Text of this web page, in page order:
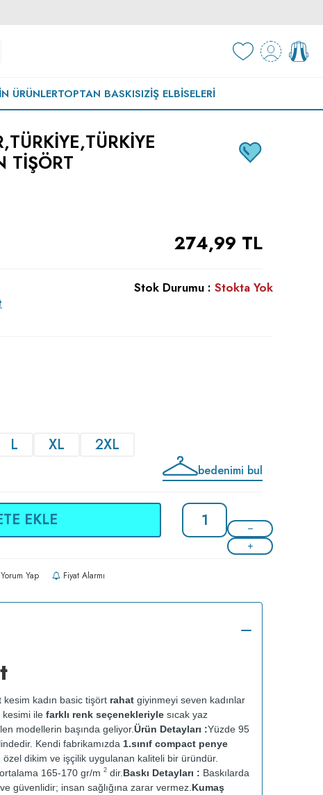
ÜRÜNLERTOPTAN BASKISIZİŞ ELBISELERI
TIŞÖRT
274,99 TL
Stok Durumu : Stokta Yok
L XL
2XL
bedenimi bul
EKLE
Yorum Yap Fiyat Alarmı
kesim kadın basic tişört rahat giyinmeyi seven kadınlar
kesimi ile farklı renk seçenekleriyle sıcak yaz
modellerin başında geliyor.Ürün Detayları :Yüzde 95
Kendi fabrikamızda 1.sınıf compact penye
özel dikim ve işçilik uygulanan kaliteli bir üründür.
165-170 gr/m 2 dir. Baskı Detayları : Baskılarda
güvenlidir; insan sağlığına zarar vermez. Kumaş